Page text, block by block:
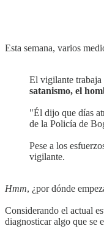
Esta semana, varios
El vigilante
satanismo, el
"Él dijo que días
de la Policía de
Pese a los
vigilante.
Hmm, ¿por dónde
Considerando el actual
diagnosticar algo que se